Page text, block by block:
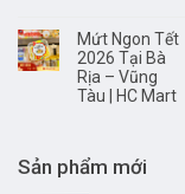
Mứt Ngon Tết
2026 Tại Bà
Rịa – Vũng
Tàu | HC Mart
Sản phẩm mới